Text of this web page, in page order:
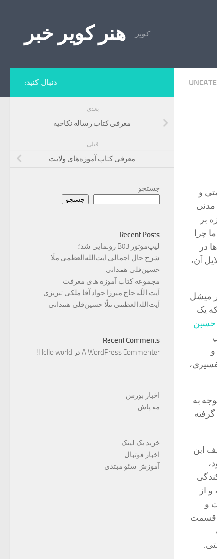
هنر کویر خبر کویر
و
بر
چرا
در
آن،
میشل
یک
حسین
به
این
، و از
و
قسمت
دنبال کنید:
بعدی
معرفی کتاب رساله نکاحیه
قبلی
معرفی کتاب آموزه‌های ولایت
جستجو
جستجو
Recent Posts
لیپ‌موتور B03 رونمایی شد؛
شرح حال اجمالی آیت‌الله‌العظمی ملّا
حسین‌قلی همدانی
مجموعه کتاب آموزه های معرفت
آیت اللَه حاج میرزا جواد آقا ملکی تبریزی
آیت‌الله‌العظمی ملّا حسین‌قلی همدانی
Recent Comments
A WordPress Commenter در Hello world!
اخبار بورس
مه پاش
خرید بک لینک
اخبار فوتبال
آموزش سئو مبتدی